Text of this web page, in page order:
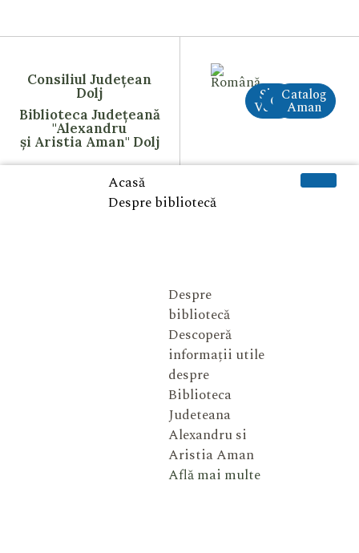
Consiliul Județean
Dolj
Biblioteca Județeană
"Alexandru
și Aristia Aman" Dolj
Site
VechiCreAI
Catalog
Aman
Acasă
Despre bibliotecă
Despre
bibliotecă
Descoperă
informații utile
despre
Biblioteca
Judeteana
Alexandru si
Aristia Aman
Află mai multe